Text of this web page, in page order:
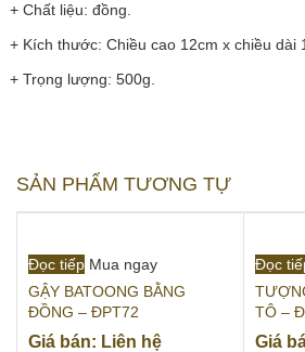
+ Chất liệu: đồng.
+ Kích thước: Chiều cao 12cm x chiều dài
+ Trọng lượng: 500g.
SẢN PHẨM TƯƠNG TỰ
Đọc tiếp Mua ngay
GẬY BATOONG BẰNG
ĐỒNG – ĐPT72
Giá bán: Liên hệ
Đọc
TÔ –
Giá